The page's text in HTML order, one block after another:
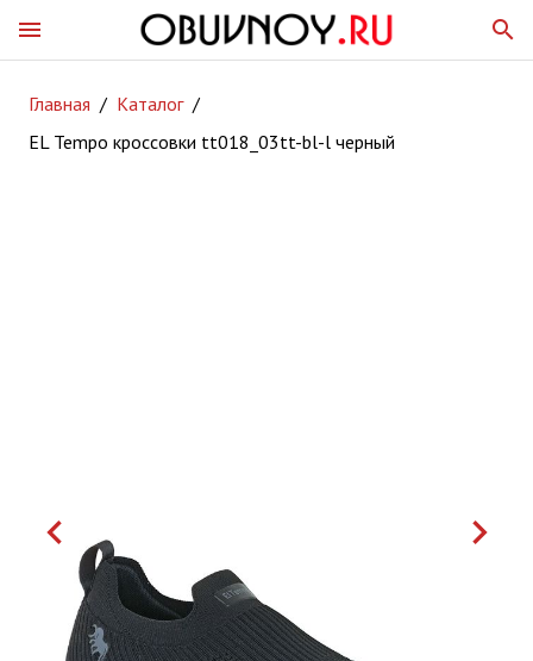
menu search
Главная / Каталог /
EL Tempo кроссовки tt018_03tt-bl-l черный
keyboard_arrow_left keyboard_arrow_right